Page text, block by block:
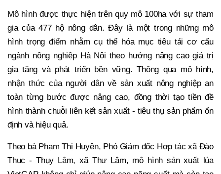
Mô hình được thực hiện trên quy mô 100ha với sự tham
gia của 477 hộ nông dân. Đây là một trong những mô
hình trọng điểm nhằm cụ thể hóa mục tiêu tái cơ cấu
ngành nông nghiệp Hà Nội theo hướng nâng cao giá trị
gia tăng và phát triển bền vững. Thông qua mô hình,
nhận thức của người dân về sản xuất nông nghiệp an
toàn từng bước được nâng cao, đồng thời tạo tiền đề
hình thành chuỗi liên kết sản xuất - tiêu thụ sản phẩm ổn
định và hiệu quả.
Theo bà Phạm Thị Huyên, Phó Giám đốc Hợp tác xã Đào
Thục - Thụy Lâm, xã Thư Lâm, mô hình sản xuất lúa